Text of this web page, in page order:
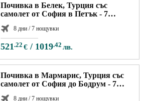
Почивка в Белек, Турция със
самолет от София в Петък - 7
8 дни / 7 нощувки
521 .22 €/ 1019.42 лв.
Почивка в Мармарис, Турция със
самолет от София до Бодрум - 7
8 дни / 7 нощувки